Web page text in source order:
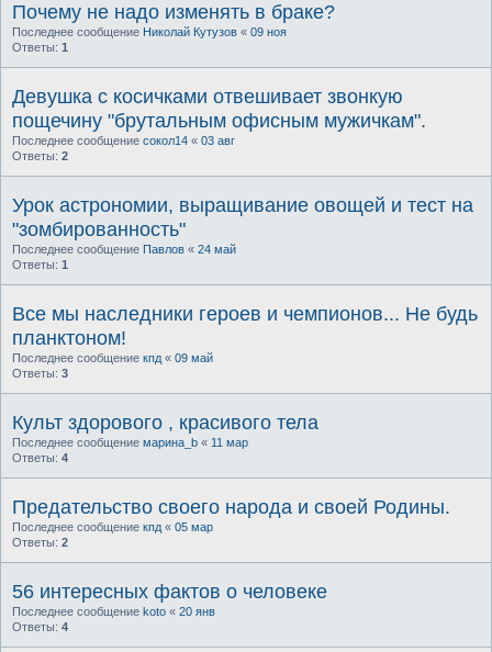
Почему не надо изменять в браке?
Последнее сообщение Николай Кутузов « 09 ноя
Ответы: 1
Девушка с косичками отвешивает звонкую
пощечину "брутальным офисным мужичкам".
Последнее сообщение сокол14 « 03 авг
Ответы: 2
Урок астрономии, выращивание овощей и тест на
"зомбированность"
Последнее сообщение Павлов « 24 май
Ответы: 1
Все мы наследники героев и чемпионов... Не будь
планктоном!
Последнее сообщение кпд « 09 май
Ответы: 3
Культ здорового , красивого тела
Последнее сообщение марина_b « 11 мар
Ответы: 4
Предательство своего народа и своей Родины.
Последнее сообщение кпд « 05 мар
Ответы: 2
56 интересных фактов о человеке
Последнее сообщение koto « 20 янв
Ответы: 4